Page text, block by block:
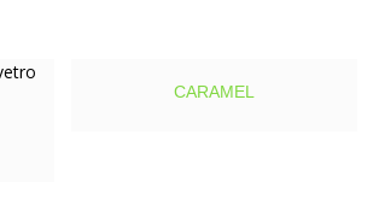
CARAMEL